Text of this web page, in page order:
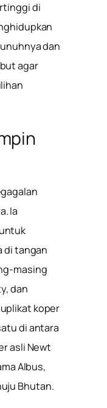
di
dan
agar
Ia
di tangan
masing
dan
koper
di antara
asli Newt
Albus,
Bhutan.